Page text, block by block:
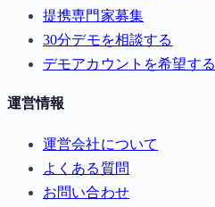
提携専門家募集
30分デモを相談する
デモアカウントを希望する
運営情報
運営会社について
よくある質問
お問い合わせ